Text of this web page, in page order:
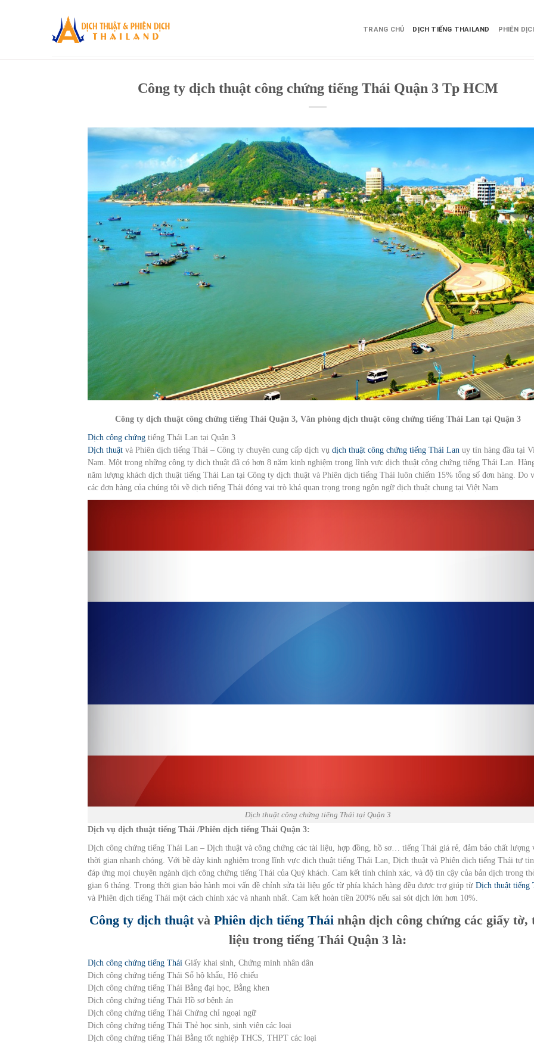
TRANG CHỦ DỊCH TIẾNG THAILAND PHIÊN
Công ty dịch thuật công chứng tiếng Thái Quận 3 Tp HCM
Công ty dịch thuật công chứng tiếng Thái Quận 3, Văn phòng dịch thuật công chứng tiếng Thái Lan tại Quận 3
Dịch công chứng tiếng Thái Lan tại Quận 3
Dịch thuật và Phiên dịch tiếng Thái – Công ty chuyên cung cấp dịch vụ dịch thuật công chứng tiếng Thái Lan uy tín hàng đầu tại
Nam. Một trong những công ty dịch thuật đã có hơn 8 năm kinh nghiệm trong lĩnh vực dịch thuật công chứng tiếng Thái Lan.
năm lượng khách dịch thuật tiếng Thái Lan tại Công ty dịch thuật và Phiên dịch tiếng Thái luôn chiếm 15% tổng số đơn hàng. Do
các đơn hàng của chúng tôi về dịch tiếng Thái đóng vai trò khá quan trọng trong ngôn ngữ dịch thuật chung tại Việt Nam
Dịch thuật công chứng tiếng Thái tại Quận 3
Dịch vụ dịch thuật tiếng Thái /Phiên dịch tiếng Thái Quận 3:
Dịch công chứng tiếng Thái Lan – Dịch thuật và công chứng các tài liệu, hợp đồng, hồ sơ… tiếng Thái giá rẻ, đảm bảo chất lượng
thời gian nhanh chóng. Với bề dày kinh nghiệm trong lĩnh vực dịch thuật tiếng Thái Lan, Dịch thuật và Phiên dịch tiếng Thái tự tin
đáp ứng mọi chuyên ngành dịch công chứng tiếng Thái của Quý khách. Cam kết tính chính xác, và độ tin cậy của bản dịch trong
gian 6 tháng. Trong thời gian bảo hành mọi vấn đề chỉnh sửa tài liệu gốc từ phía khách hàng đều được trợ giúp từ Dịch thuật tiếng
và Phiên dịch tiếng Thái một cách chính xác và nhanh nhất. Cam kết hoàn tiền 200% nếu sai sót dịch lớn hơn 10%.
Công ty dịch thuậtvàPhiên dịch tiếng Thái nhận dịch công chứng các giấy tờ,
liệu trong tiếng Thái Quận 3 là:
Dịch công chứng tiếng Thái Giấy khai sinh, Chứng minh nhân dân
Dịch công chứng tiếng Thái Sổ hộ khẩu, Hộ chiếu
Dịch công chứng tiếng Thái Bằng đại học, Bằng khen
Dịch công chứng tiếng Thái Hồ sơ bệnh án
Dịch công chứng tiếng Thái Chứng chỉ ngoại ngữ
Dịch công chứng tiếng Thái Thẻ học sinh, sinh viên các loại
Dịch công chứng tiếng Thái Bằng tốt nghiệp THCS, THPT các loại